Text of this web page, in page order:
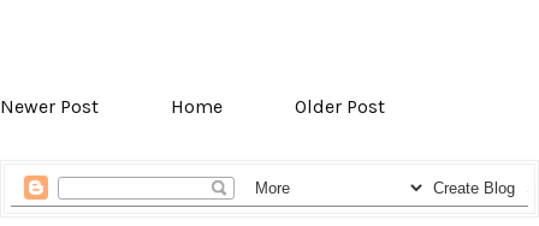
Newer Post Home Older Post